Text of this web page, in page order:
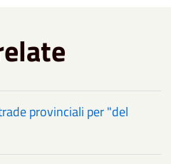
provinciali per "del